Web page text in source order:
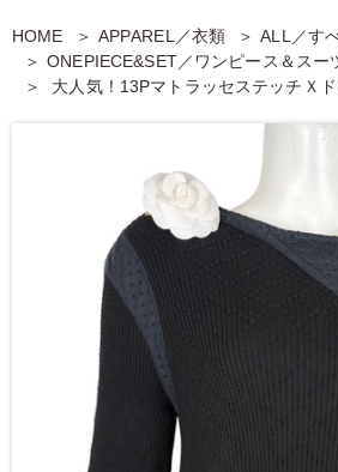
HOME APPAREL／衣類
ALL／す
ONEPIECE&SET／ワンピース＆スー
大人気！13PマトラッセステッチＸ